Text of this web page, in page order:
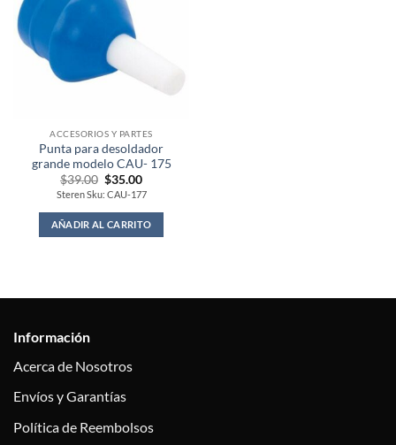
ACCESORIOS Y PARTES
Punta para desoldador
grande modelo CAU- 175
$39.00 Original
price
was:
$39.00.
$35.00Current
price
is:
$35.00.
Steren Sku: CAU-177
AÑADIR AL CARRITO
Información
Acerca de Nosotros
Envíos y Garantías
Política de Reembolsos